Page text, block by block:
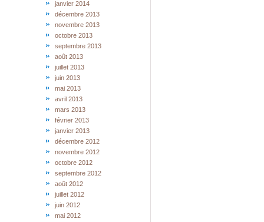
janvier 2014
décembre 2013
novembre 2013
octobre 2013
septembre 2013
août 2013
juillet 2013
juin 2013
mai 2013
avril 2013
mars 2013
février 2013
janvier 2013
décembre 2012
novembre 2012
octobre 2012
septembre 2012
août 2012
juillet 2012
juin 2012
mai 2012